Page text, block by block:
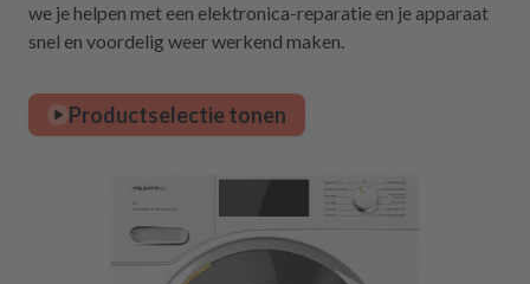
we je helpen met een elektronica-reparatie en je apparaat
snel en voordelig weer werkend maken.
Productselectie tonen